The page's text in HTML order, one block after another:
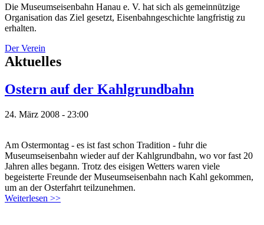
Die Museumseisenbahn Hanau e. V. hat sich als gemeinnützige
Organisation das Ziel gesetzt, Eisenbahngeschichte langfristig zu
erhalten.
Der Verein
Aktuelles
Ostern auf der Kahlgrundbahn
24. März 2008 - 23:00
Am Ostermontag - es ist fast schon Tradition - fuhr die
Museumseisenbahn wieder auf der Kahlgrundbahn, wo vor fast 20
Jahren alles begann. Trotz des eisigen Wetters waren viele
begeisterte Freunde der Museumseisenbahn nach Kahl gekommen,
um an der Osterfahrt teilzunehmen.
Weiterlesen >>